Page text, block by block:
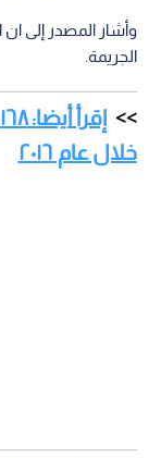
وأشار المصدر إلى
الجريمة.
خلال عام ٢٠١٦